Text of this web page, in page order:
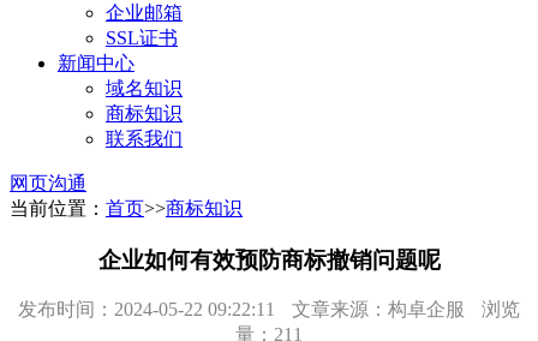
企业邮箱
SSL证书
新闻中心
域名知识
商标知识
联系我们
网页沟通
当前位置： 首页>>商标知识
企业如何有效预防商标撤销问题呢
发布时间：2024-05-22 09:22:11 文章来源：构卓企服
浏览
量：211